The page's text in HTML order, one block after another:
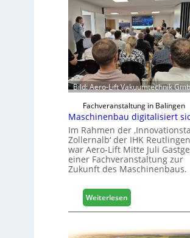
Bild: Aero-Lift Vakuumtechnik
Fachveranstaltung in Balingen
Maschinenbau digitalisiert
Im Rahmen der
Zollernalb‘ der IHK Reutlingen
war Aero-Lift Mitte Juli
einer Fachveranstaltung zur
Zukunft des Maschinenbaus.
Weiterlesen:
M
s